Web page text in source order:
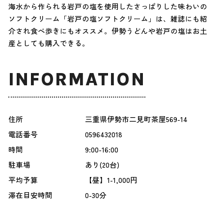
海水から作られる岩戸の塩を使用したさっぱりした味わいの
ソフトクリーム「岩戸の塩ソフトクリーム」は、雑誌にも紹
介され食べ歩きにもオススメ。伊勢うどんや岩戸の塩はお土
産としても購入できる。
INFORMATION
住所
三重県伊勢市二見町茶屋569-14
電話番号
0596432018
時間
9:00-16:00
駐車場
あり(20台)
平均予算
【昼】1-1,000円
滞在目安時間
0-30分